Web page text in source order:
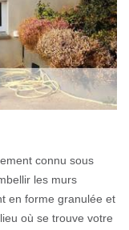
connu sous
les murs
en forme granulée et
où se trouve votre